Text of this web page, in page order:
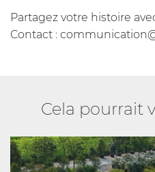
Partagez votre histoire
Contact :
Cela pourrait